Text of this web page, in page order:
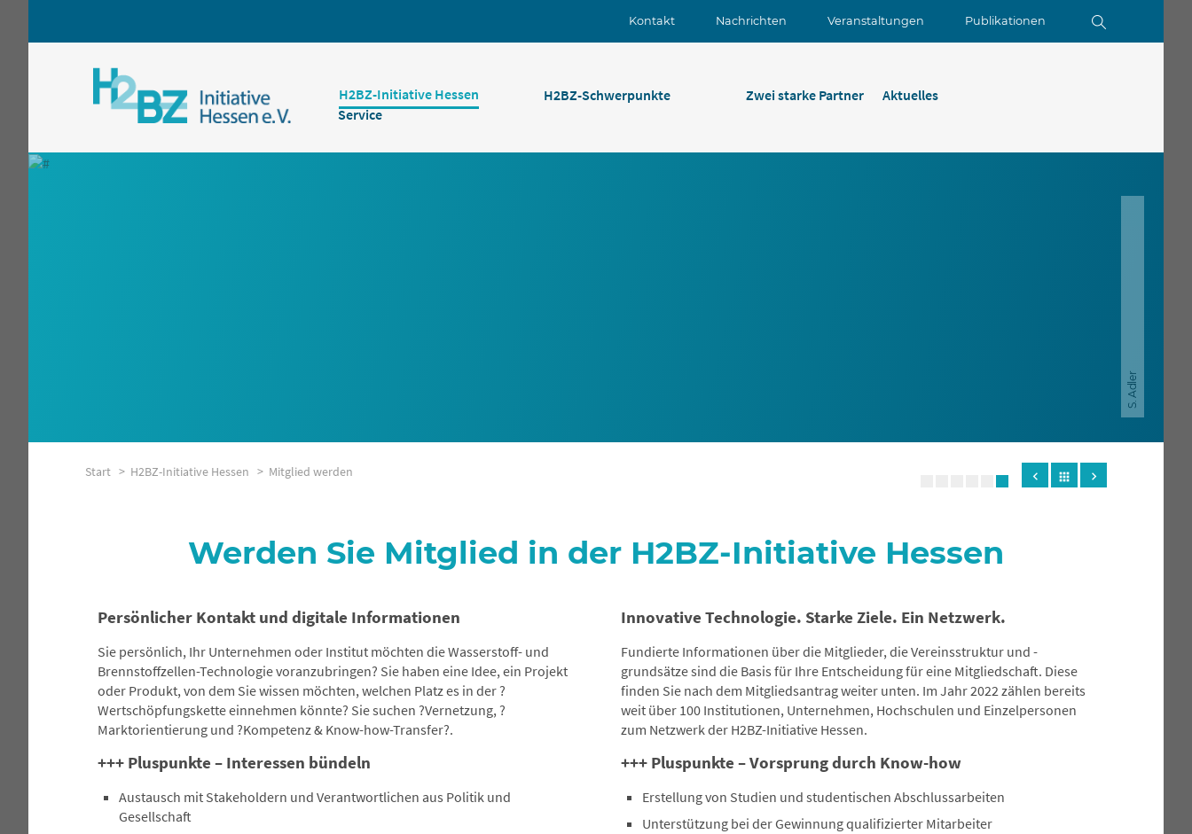
H2BZ-Initiative Hessen H2BZ-Schwerpunkte Zwei starke Partner
Aktuelles
Service
Publikationen
Veranstaltungen
Nachrichten
Kontakt
S. Adler
Start > H2BZ-Initiative Hessen > Mitglied werden chevron_left apps chevron_right
Werden Sie Mitglied in der H2BZ-Initiative Hessen
Persönlicher Kontakt und digitale Informationen
Sie persönlich, Ihr Unternehmen oder Institut möchten die Wasserstoff- und
Brennstoffzellen-Technologie voranzubringen? Sie haben eine Idee, ein Projekt
oder Produkt, von dem Sie wissen möchten, welchen Platz es in der ?
Wertschöpfungskette einnehmen könnte? Sie suchen ?Vernetzung, ?
Marktorientierung und ?Kompetenz & Know-how-Transfer?.
+++ Pluspunkte – Interessen bündeln
Austausch mit Stakeholdern und Verantwortlichen aus Politik und
Gesellschaft
Innovative Technologie. Starke Ziele. Ein Netzwerk.
Fundierte Informationen über die Mitglieder, die Vereinsstruktur und -
grundsätze sind die Basis für Ihre Entscheidung für eine Mitgliedschaft. Diese
finden Sie nach dem Mitgliedsantrag weiter unten. Im Jahr 2022 zählen bereits
weit über 100 Institutionen, Unternehmen, Hochschulen und Einzelpersonen
zum Netzwerk der H2BZ-Initiative Hessen.
+++ Pluspunkte – Vorsprung durch Know-how
Erstellung von Studien und studentischen Abschlussarbeiten
Unterstützung bei der Gewinnung qualifizierter Mitarbeiter